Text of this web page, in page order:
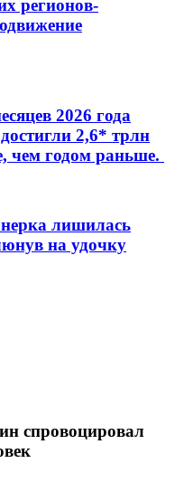
регионов-
2026 года
2,6* трлн
чем годом раньше.
лишилась
на удочку
спровоцировал